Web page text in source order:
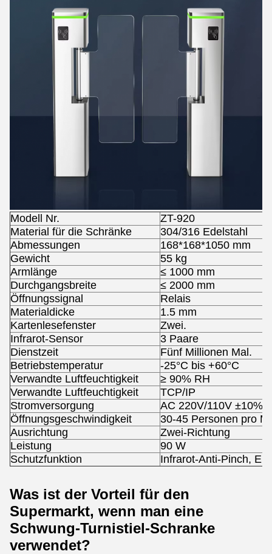
Modell Nr.
ZT-920
Material für die Schränke
304/316 Edelstahl
Abmessungen
168*168*1050 mm
Gewicht
55 kg
Armlänge
≤ 1000 mm
Durchgangsbreite
≤ 2000 mm
Öffnungssignal
Relais
Materialdicke
1.5 mm
Kartenlesefenster
Zwei.
Infrarot-Sensor
3 Paare
Dienstzeit
Fünf Millionen Mal.
Betriebstemperatur
-25°C bis +60°C
Verwandte Luftfeuchtigkeit
≥ 90% RH
Verwandte Luftfeuchtigkeit
TCP/IP
Stromversorgung
AC 220V/110V ±10%
Öffnungsgeschwindigkeit
30-45 Personen pro
Ausrichtung
Zwei-Richtung
Leistung
90 W
Schutzfunktion
Infrarot-Anti-Pinch,
Was ist der Vorteil für den
Supermarkt, wenn man eine
Schwung-Turnistiel-Schranke
verwendet?